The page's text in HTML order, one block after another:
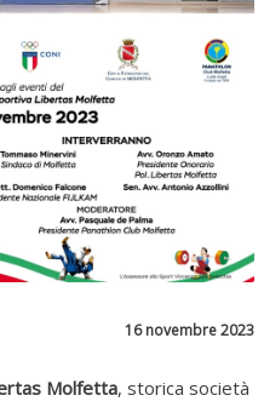
16 novembre 2023
Molfetta, storica società